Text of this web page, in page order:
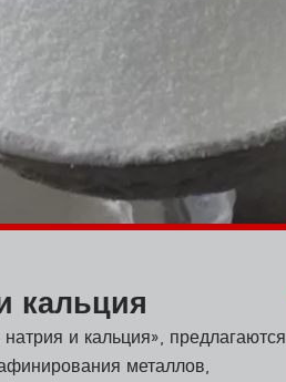
кальция
и кальция», предлагаются
металлов,